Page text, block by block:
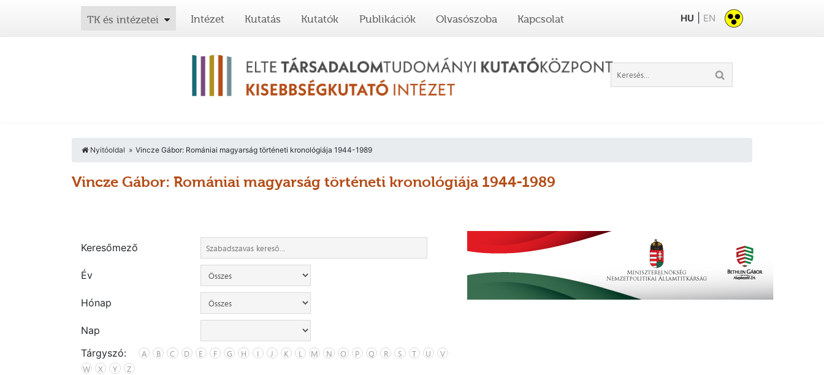
TK és intézetei Intézet Kutatás Kutatók Publikációk Olvasószoba Kapcsolat HU EN
Nyitóoldal Vincze Gábor: Romániai magyarság történeti kronológiája 1944-1989
Vincze Gábor: Romániai magyarság történeti kronológiája 1944-1989
Keresőmező
Év
Hónap
Nap
Tárgyszó:
A B C D E F G H I J K L M N O P Q R S T U
V
W
X Y Z